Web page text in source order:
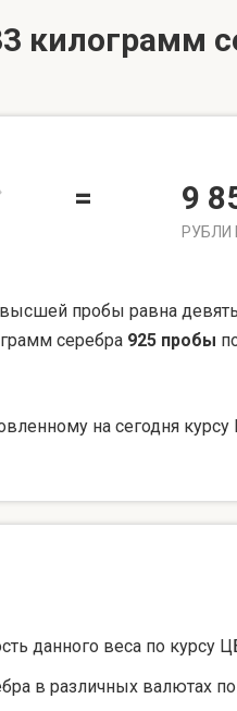
килограмм
= 9
РУБЛИ
пробы равна
серебра 925 пробы
на сегодня
данного веса по курсу
в различных валютах